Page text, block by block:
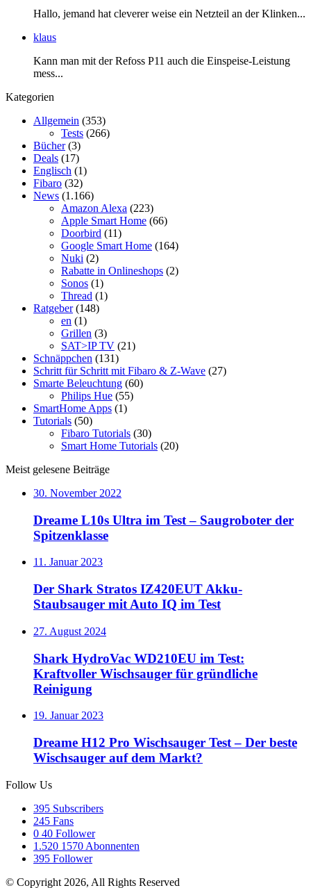
Hallo, jemand hat cleverer weise ein Netzteil an der Klinken...
klaus
Kann man mit der Refoss P11 auch die Einspeise-Leistung
mess...
Kategorien
Allgemein (353)
Tests (266)
Bücher(3)
Deals (17)
Englisch (1)
Fibaro (32)
News (1.166)
Amazon Alexa (223)
Apple Smart Home (66)
Doorbird (11)
Google Smart Home (164)
Nuki (2)
Rabatte in Onlineshops (2)
Sonos (1)
Thread (1)
Ratgeber(148)
en (1)
Grillen (3)
SAT>IP TV (21)
Schnäppchen (131)
Schritt für Schritt mit Fibaro & Z-Wave (27)
Smarte Beleuchtung (60)
Philips Hue (55)
SmartHome Apps (1)
Tutorials (50)
Fibaro Tutorials (30)
Smart Home Tutorials (20)
Meist gelesene Beiträge
30. November 2022
Dreame L10s Ultra im Test – Saugroboter der
Spitzenklasse
11. Januar 2023
Der Shark Stratos IZ420EUT Akku-
Staubsauger mit Auto IQ im Test
27. August 2024
Shark HydroVac WD210EU im Test:
Kraftvoller Wischsauger für gründliche
Reinigung
19. Januar 2023
Dreame H12 Pro Wischsauger Test – Der beste
Wischsauger auf dem Markt?
Follow Us
395 Subscribers
245 Fans
0 40 Follower
1.520 1570 Abonnenten
395 Follower
© Copyright 2026, All Rights Reserved